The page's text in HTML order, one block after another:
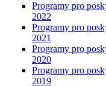
Programy pro
2022
Programy pro
2021
Programy pro
2020
Programy pro
2019